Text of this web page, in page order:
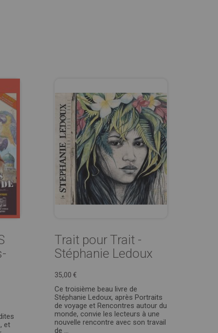
et
Trait pour Trait -
Stéphanie Ledoux
35,00 €
Ce troisième beau livre de
Stéphanie Ledoux, après Portraits
de voyage et Rencontres autour du
monde, convie les lecteurs à une
nouvelle rencontre avec son travail
de ...